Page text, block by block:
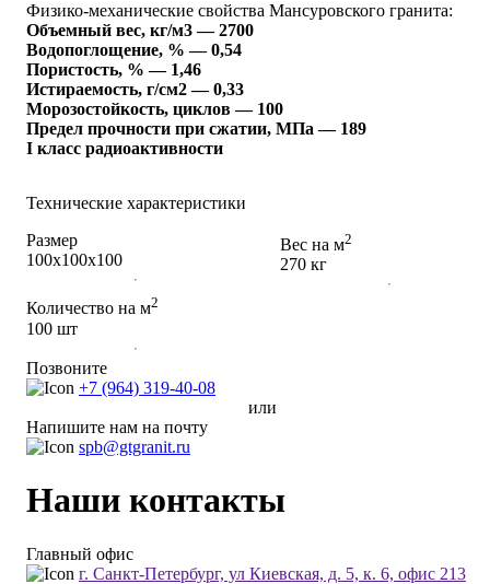
Физико-механические свойства Мансуровского гранита:
Объемный вес, кг/м3 — 2700
Водопоглощение, % — 0,54
Пористость, % — 1,46
Истираемость, г/см2 — 0,33
Морозостойкость, циклов — 100
Предел прочности при сжатии, МПа — 189
I класс радиоактивности
Технические характеристики
Размер
100х100х100
Вес на м2
270 кг
Количество на м2
100 шт
Позвоните
+7 (964) 319-40-08
или
Напишите нам на почту
spb@gtgranit.ru
Наши контакты
Главный офис
г. Санкт-Петербург, ул Киевская, д. 5, к. 6, офис 213